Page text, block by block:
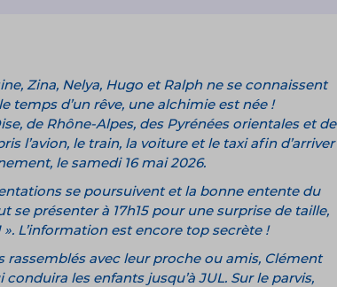
Zina, Nelya, Hugo et Ralph ne se connaissent
temps d’un rêve, une alchimie est née !
de Rhône-Alpes, des Pyrénées orientales et de
l’avion, le train, la voiture et le taxi afin d’arriver
le samedi 16 mai 2026.
se poursuivent et la bonne entente du
se présenter à 17h15 pour une surprise de taille,
L’information est encore top secrète !
rassemblés avec leur proche ou amis, Clément
les enfants jusqu’à JUL. Sur le parvis,